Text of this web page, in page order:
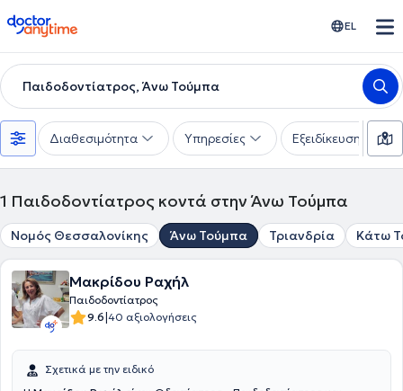
doctoranytime EL
Παιδοδοντίατρος, Άνω Τούμπα
Διαθεσιμότητα Υπηρεσίες Εξειδίκευση
1 Παιδοδοντίατρος κοντά στην Άνω Τούμπα
Νομός Θεσσαλονίκης Άνω Τούμπα Τριανδρία Κάτω
Μακρίδου Ραχήλ
Παιδοδοντίατρος
9.6|40 αξιολογήσεις
Σχετικά με την ειδικό